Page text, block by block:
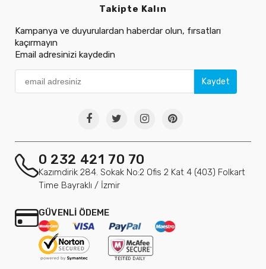
Takipte Kalın
Kampanya ve duyurulardan haberdar olun, fırsatları
kaçırmayın
Email adresinizi kaydedin
Kaydet
0 232 421 70 70
Kazımdirik 284. Sokak No:2 Ofis 2 Kat 4 (403) Folkart
Time Bayraklı / İzmir
GÜVENLİ ÖDEME